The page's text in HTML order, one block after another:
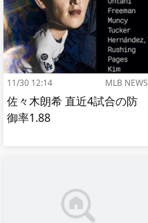
11/30 12:14 MLB NEWS
佐々木朗希 直近4試合の防
御率1.88